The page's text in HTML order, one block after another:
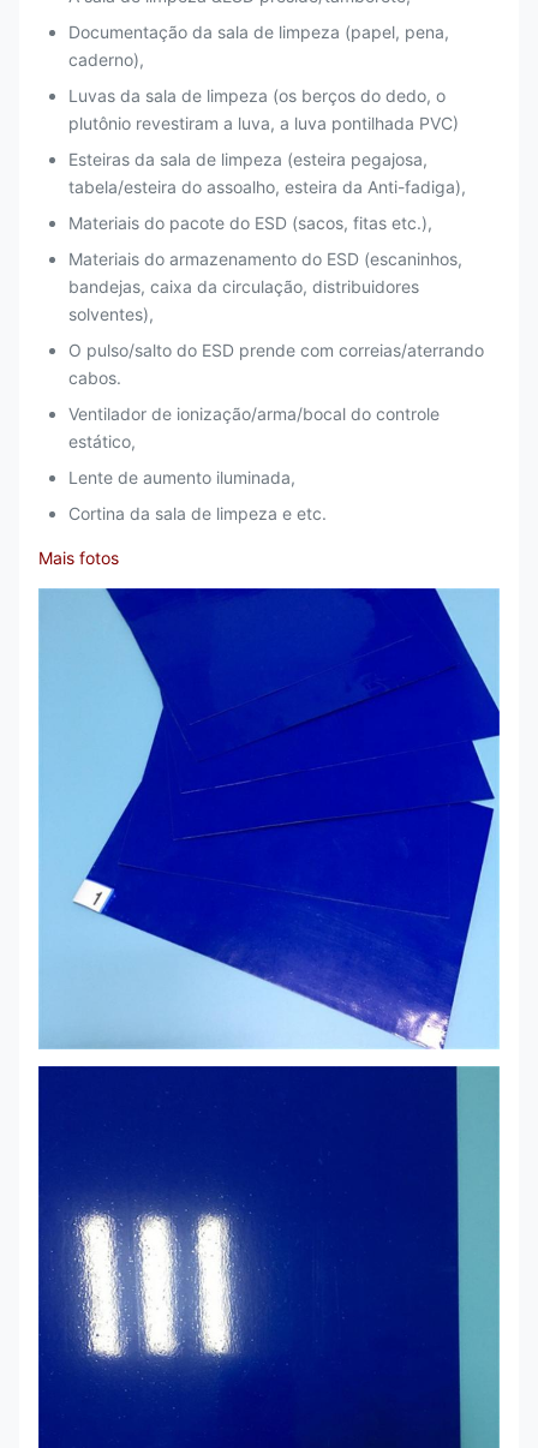
(G/IN2)
(SS.G/25MM)
250g & 350g & 450g/25mm
Adhesivity persistente
(MINUTO)
≥ 600min
Estabilidade de
temperatura
60°C--80°C
Desempenho
antienvelhecimento
240 H
Documentação da sala de limpeza (papel, pena,
caderno),
Luvas da sala de limpeza (os berços do dedo, o
plutônio revestiram a luva, a luva pontilhada PVC)
Esteiras da sala de limpeza (esteira pegajosa,
tabela/esteira do assoalho, esteira da Anti-fadiga),
Materiais do pacote do ESD (sacos, fitas etc.),
Materiais do armazenamento do ESD (escaninhos,
bandejas, caixa da circulação, distribuidores
solventes),
O pulso/salto do ESD prende com correias/aterrando
cabos.
Ventilador de ionização/arma/bocal do controle
estático,
Lente de aumento iluminada,
Cortina da sala de limpeza e etc.
Mais fotos